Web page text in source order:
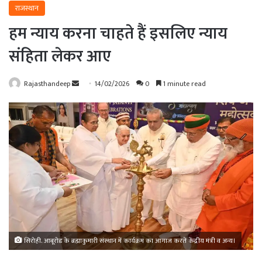
राजस्थान
हम न्याय करना चाहते हैं इसलिए न्याय
संहिता लेकर आए
Rajasthandeep
Send
email
14/02/2026 0 1 minute read
सिरोही. आबूरोड के ब्रह्माकुमारी संस्थान में कार्यक्रम का आगाज करते केंद्रीय मंत्री व अन्य।